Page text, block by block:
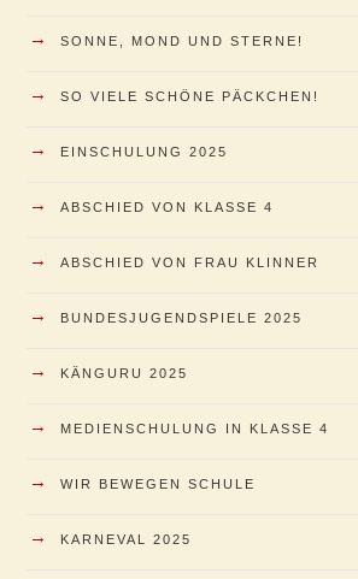
→ SONNE, MOND UND STERNE!
→ SO VIELE SCHÖNE PÄCKCHEN!
→ EINSCHULUNG 2025
→ ABSCHIED VON KLASSE 4
→ ABSCHIED VON FRAU KLINNER
→ BUNDESJUGENDSPIELE 2025
→ KÄNGURU 2025
→ MEDIENSCHULUNG IN KLASSE 4
→ WIR BEWEGEN SCHULE
→ KARNEVAL 2025